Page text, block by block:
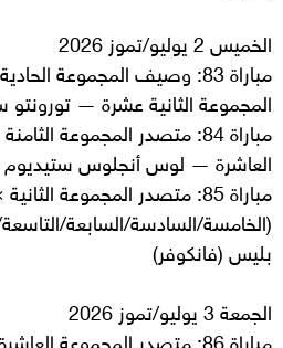
الخميس 2 يوليو/تموز 2026
مباراة 83: وصيف المجموعة
المجموعة الثانية عشرة — تورونتو
مباراة 84: متصدر المجموعة
العاشرة — لوس أنجلوس ستيديوم
مباراة 85: متصدر المجموعة الثانية × أفضل ثالث
(الخامسة/السادسة/السابعة/
بليس (فانكوفر)
الجمعة 3 يوليو/تموز 2026
مباراة 86: متصدر المجموعة